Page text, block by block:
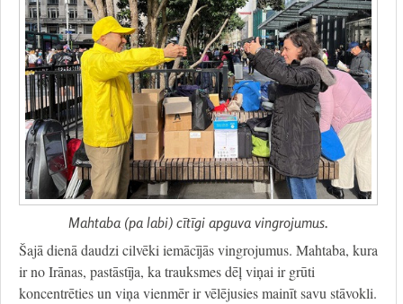
Mahtaba (pa labi) cītīgi apguva vingrojumus.
Šajā dienā daudzi cilvēki iemācījās vingrojumus. Mahtaba, kura
ir no Irānas, pastāstīja, ka trauksmes dēļ viņai ir grūti
koncentrēties un viņa vienmēr ir vēlējusies mainīt savu stāvokli.